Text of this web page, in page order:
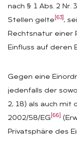
nach § 1 Abs. 2
Stellen gelte [63] ,
Rechtsnatur einer
Einfluss auf deren
Gegen eine
jedenfalls der
2, 18) als auch mit
2002/58/EG [66]
Privatsphäre des